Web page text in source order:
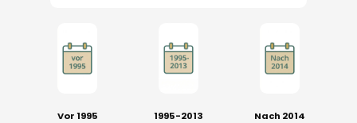
Vor 1995 1995-2013 Nach 2014